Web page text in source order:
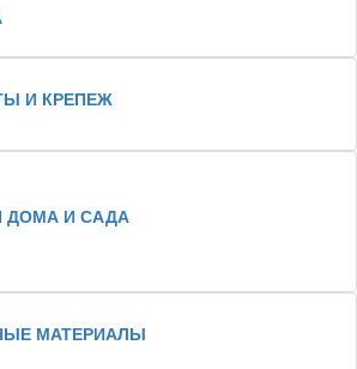
И КРЕПЕЖ
ДОМА И САДА
МАТЕРИАЛЫ